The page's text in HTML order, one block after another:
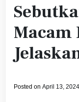
Macam
Posted on April 13, 2024